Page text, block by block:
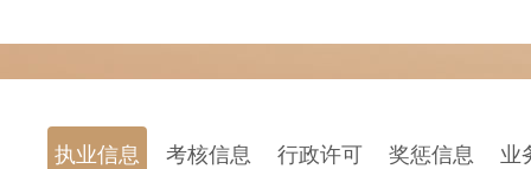
执业信息 考核信息 行政许可 奖惩信息 业